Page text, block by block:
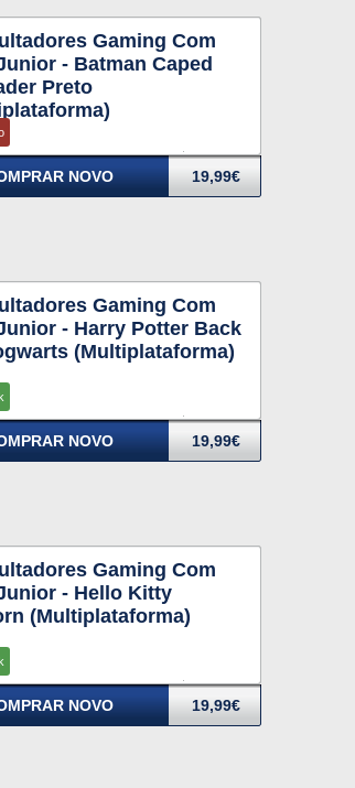
Gaming Com
- Batman Caped
Preto
NOVO 19,99€
Gaming Com
- Harry Potter Back
(Multiplataforma)
NOVO 19,99€
Gaming Com
- Hello Kitty
(Multiplataforma)
NOVO 19,99€